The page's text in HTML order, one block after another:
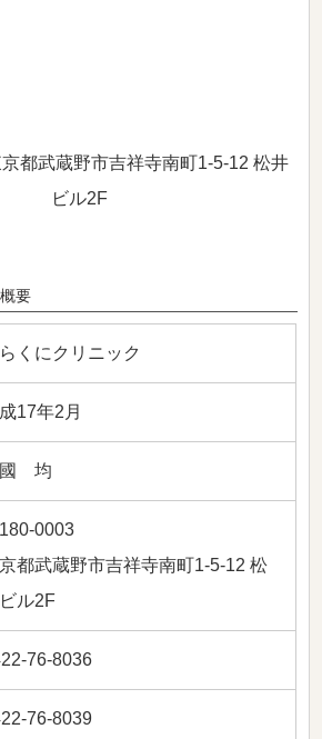
都武蔵野市吉祥寺南町1-5-12 松井
ビル2F
要
くにクリニック
17年2月
均
0003
都武蔵野市吉祥寺南町1-5-12 松
ル2F
76-8036
76-8039